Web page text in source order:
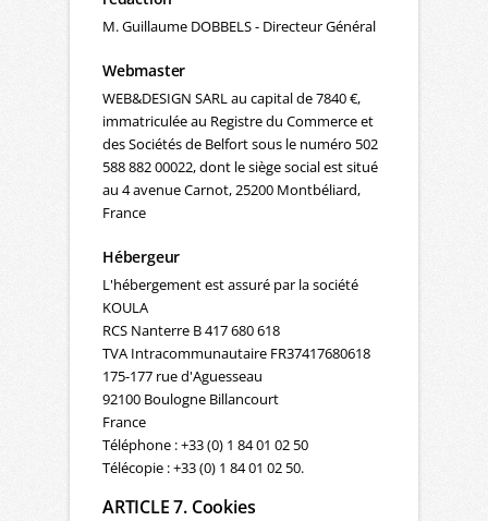
M. Guillaume DOBBELS - Directeur Général
Webmaster
WEB&DESIGN SARL au capital de 7840 €,
immatriculée au Registre du Commerce et
des Sociétés de Belfort sous le numéro 502
588 882 00022, dont le siège social est situé
au 4 avenue Carnot, 25200 Montbéliard,
France
Hébergeur
L'hébergement est assuré par la société
KOULA
RCS Nanterre B 417 680 618
TVA Intracommunautaire FR37417680618
175-177 rue d'Aguesseau
92100 Boulogne Billancourt
France
Téléphone : +33 (0) 1 84 01 02 50
Télécopie : +33 (0) 1 84 01 02 50.
ARTICLE 7. Cookies